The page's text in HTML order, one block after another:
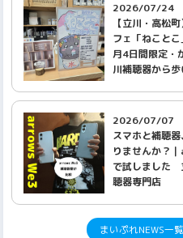
2026/07/24
【立川・高松
フェ「ねこと
月4日間限定
川補聴器から
2026/07/07
スマホと補聴
りませんか？
で試しました
聴器専門店
まいぷれNEWS一